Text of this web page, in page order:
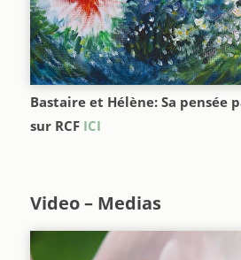
Bastaire et Hélène: Sa pensée
sur RCF ICI
Video – Medias